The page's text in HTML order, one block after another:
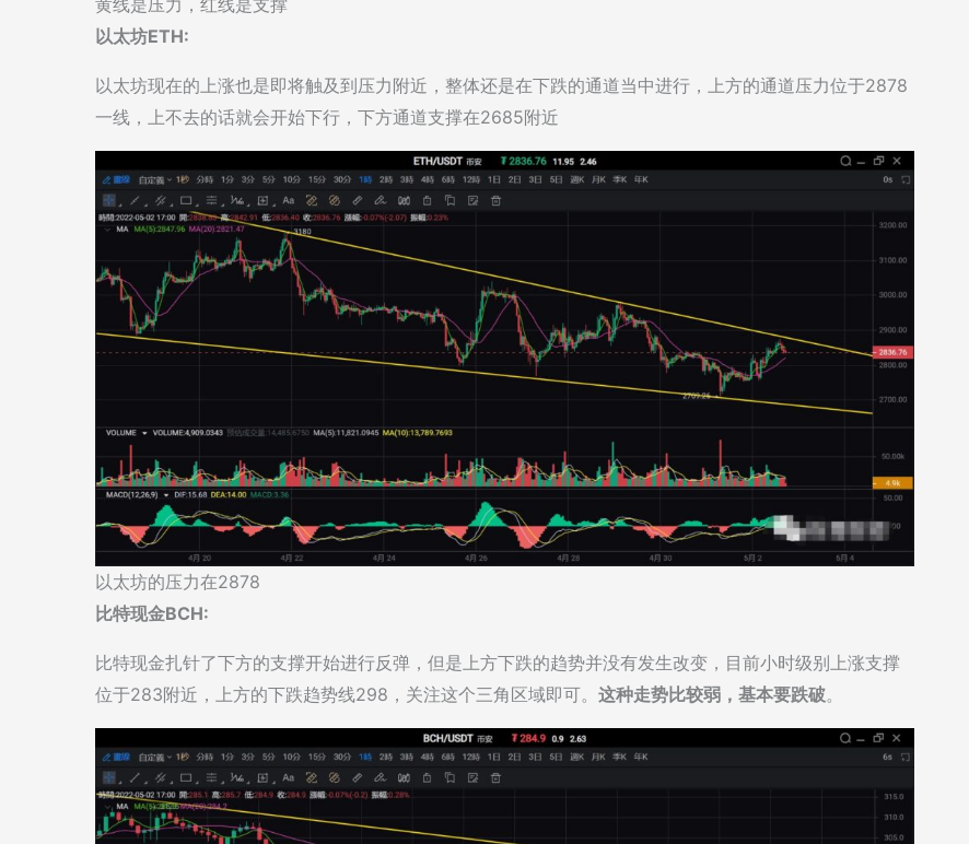
以太坊ETH:
以太坊现在的上涨也是即将触及到压力附近，整体还是在下跌的通道当中进行，上方的通道压力位于2878
一线，上不去的话就会开始下行，下方通道支撑在2685附近
以太坊的压力在2878
比特现金BCH:
比特现金扎针了下方的支撑开始进行反弹，但是上方下跌的趋势并没有发生改变，目前小时级别上涨支撑
位于283附近，上方的下跌趋势线298，关注这个三角区域即可。 这种走势比较弱，基本要跌破。